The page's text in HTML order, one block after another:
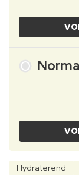
Hydraterend